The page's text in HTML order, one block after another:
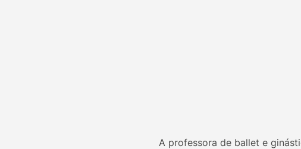
A professora de ballet e